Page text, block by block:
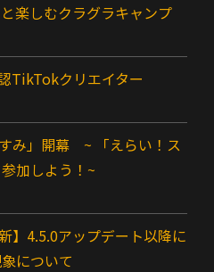
楽しむクラグラキャンプ
TikTokクリエイター
すみ」開幕 ~ 「えらい！ス
加しよう！~
】4.5.0アップデート以降に
について